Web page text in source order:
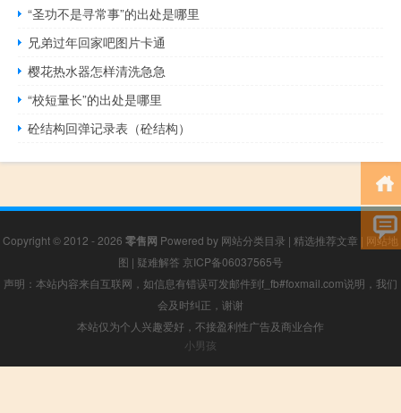
“圣功不是寻常事”的出处是哪里
兄弟过年回家吧图片卡通
樱花热水器怎样清洗急急
“校短量长”的出处是哪里
砼结构回弹记录表（砼结构）
Copyright © 2012 - 2026 零售网 Powered by 网站分类目录 | 精选推荐文章 | 网站地
图 | 疑难解答 京ICP备06037565号
声明：本站内容来自互联网，如信息有错误可发邮件到f_fb#foxmail.com说明，我们
会及时纠正，谢谢
本站仅为个人兴趣爱好，不接盈利性广告及商业合作
小男孩